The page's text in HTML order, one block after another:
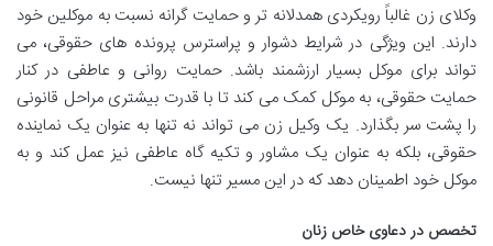
وکلای زن غالباً رویکردی همدلانه تر و حمایت گرانه نسبت به موکلین خود
دارند. این ویژگی در شرایط دشوار و پراسترس پرونده های حقوقی، می
تواند برای موکل بسیار ارزشمند باشد. حمایت روانی و عاطفی در کنار
حمایت حقوقی، به موکل کمک می کند تا با قدرت بیشتری مراحل قانونی
را پشت سر بگذارد. یک وکیل زن می تواند نه تنها به عنوان یک نماینده
حقوقی، بلکه به عنوان یک مشاور و تکیه گاه عاطفی نیز عمل کند و به
موکل خود اطمینان دهد که در این مسیر تنها نیست.
تخصص در دعاوی خاص زنان